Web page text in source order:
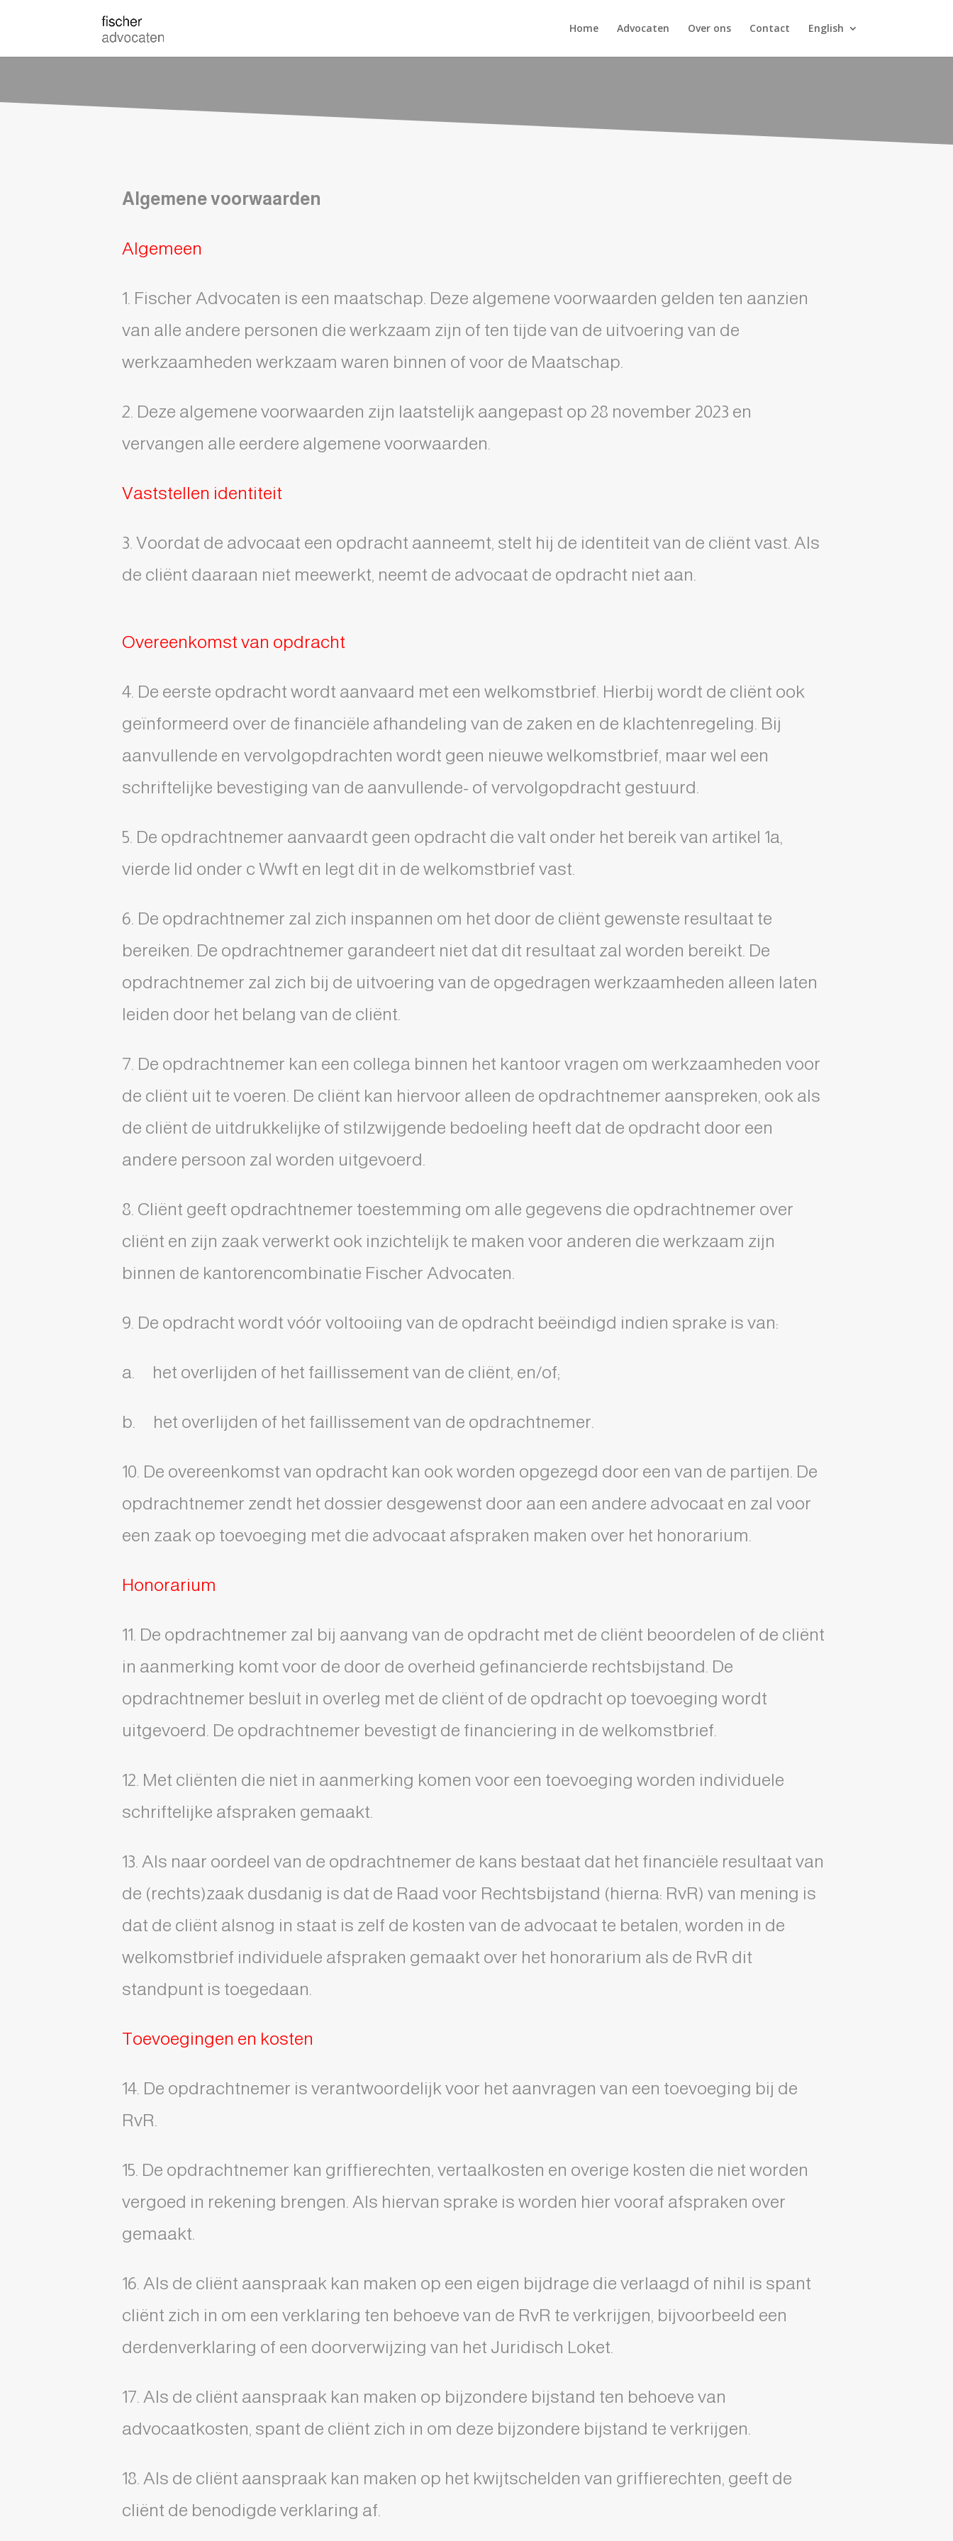
Home Advocaten Over ons Contact English
Algemene voorwaarden
Algemeen
1. Fischer Advocaten is een maatschap. Deze algemene voorwaarden gelden ten aanzien
van alle andere personen die werkzaam zijn of ten tijde van de uitvoering van de
werkzaamheden werkzaam waren binnen of voor de Maatschap.
2. Deze algemene voorwaarden zijn laatstelijk aangepast op 28 november 2023 en
vervangen alle eerdere algemene voorwaarden.
Vaststellen identiteit
3. Voordat de advocaat een opdracht aanneemt, stelt hij de identiteit van de cliënt vast. Als
de cliënt daaraan niet meewerkt, neemt de advocaat de opdracht niet aan.
Overeenkomst van opdracht
4. De eerste opdracht wordt aanvaard met een welkomstbrief. Hierbij wordt de cliënt ook
geïnformeerd over de financiële afhandeling van de zaken en de klachtenregeling. Bij
aanvullende en vervolgopdrachten wordt geen nieuwe welkomstbrief, maar wel een
schriftelijke bevestiging van de aanvullende- of vervolgopdracht gestuurd.
5. De opdrachtnemer aanvaardt geen opdracht die valt onder het bereik van artikel 1a,
vierde lid onder c Wwft en legt dit in de welkomstbrief vast.
6. De opdrachtnemer zal zich inspannen om het door de cliënt gewenste resultaat te
bereiken. De opdrachtnemer garandeert niet dat dit resultaat zal worden bereikt. De
opdrachtnemer zal zich bij de uitvoering van de opgedragen werkzaamheden alleen laten
leiden door het belang van de cliënt.
7. De opdrachtnemer kan een collega binnen het kantoor vragen om werkzaamheden voor
de cliënt uit te voeren. De cliënt kan hiervoor alleen de opdrachtnemer aanspreken, ook als
de cliënt de uitdrukkelijke of stilzwijgende bedoeling heeft dat de opdracht door een
andere persoon zal worden uitgevoerd.
8. Cliënt geeft opdrachtnemer toestemming om alle gegevens die opdrachtnemer over
cliënt en zijn zaak verwerkt ook inzichtelijk te maken voor anderen die werkzaam zijn
binnen de kantorencombinatie Fischer Advocaten.
9. De opdracht wordt vóór voltooiing van de opdracht beëindigd indien sprake is van:
a. het overlijden of het faillissement van de cliënt, en/of;
b. het overlijden of het faillissement van de opdrachtnemer.
10. De overeenkomst van opdracht kan ook worden opgezegd door een van de partijen. De
opdrachtnemer zendt het dossier desgewenst door aan een andere advocaat en zal voor
een zaak op toevoeging met die advocaat afspraken maken over het honorarium.
Honorarium
11. De opdrachtnemer zal bij aanvang van de opdracht met de cliënt beoordelen of de cliënt
in aanmerking komt voor de door de overheid gefinancierde rechtsbijstand. De
opdrachtnemer besluit in overleg met de cliënt of de opdracht op toevoeging wordt
uitgevoerd. De opdrachtnemer bevestigt de financiering in de welkomstbrief.
12. Met cliënten die niet in aanmerking komen voor een toevoeging worden individuele
schriftelijke afspraken gemaakt.
13. Als naar oordeel van de opdrachtnemer de kans bestaat dat het financiële resultaat van
de (rechts)zaak dusdanig is dat de Raad voor Rechtsbijstand (hierna: RvR) van mening is
dat de cliënt alsnog in staat is zelf de kosten van de advocaat te betalen, worden in de
welkomstbrief individuele afspraken gemaakt over het honorarium als de RvR dit
standpunt is toegedaan.
Toevoegingen en kosten
14. De opdrachtnemer is verantwoordelijk voor het aanvragen van een toevoeging bij de
RvR.
15. De opdrachtnemer kan griffierechten, vertaalkosten en overige kosten die niet worden
vergoed in rekening brengen. Als hiervan sprake is worden hier vooraf afspraken over
gemaakt.
16. Als de cliënt aanspraak kan maken op een eigen bijdrage die verlaagd of nihil is spant
cliënt zich in om een verklaring ten behoeve van de RvR te verkrijgen, bijvoorbeeld een
derdenverklaring of een doorverwijzing van het Juridisch Loket.
17. Als de cliënt aanspraak kan maken op bijzondere bijstand ten behoeve van
advocaatkosten, spant de cliënt zich in om deze bijzondere bijstand te verkrijgen.
18. Als de cliënt aanspraak kan maken op het kwijtschelden van griffierechten, geeft de
cliënt de benodigde verklaring af.